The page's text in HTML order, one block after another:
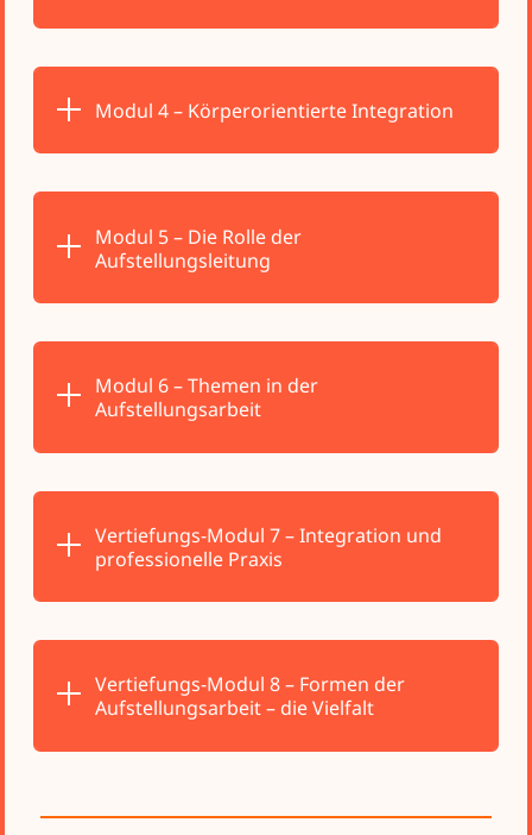
Modul 4 – Körperorientierte Integration
Modul 5 – Die Rolle der
Aufstellungsleitung
Modul 6 – Themen in der
Aufstellungsarbeit
Vertiefungs-Modul 7 – Integration und
professionelle Praxis
Vertiefungs-Modul 8 – Formen der
Aufstellungsarbeit – die Vielfalt